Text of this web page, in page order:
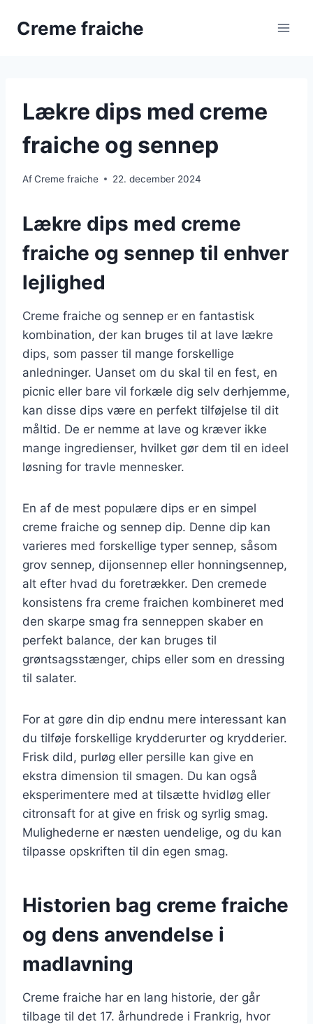
Creme fraiche
Lækre dips med creme
fraiche og sennep
AfCreme fraiche 22. december 2024
Lækre dips med creme
fraiche og sennep til enhver
lejlighed
Creme fraiche og sennep er en fantastisk
kombination, der kan bruges til at lave lækre
dips, som passer til mange forskellige
anledninger. Uanset om du skal til en fest, en
picnic eller bare vil forkæle dig selv derhjemme,
kan disse dips være en perfekt tilføjelse til dit
måltid. De er nemme at lave og kræver ikke
mange ingredienser, hvilket gør dem til en ideel
løsning for travle mennesker.
En af de mest populære dips er en simpel
creme fraiche og sennep dip. Denne dip kan
varieres med forskellige typer sennep, såsom
grov sennep, dijonsennep eller honningsennep,
alt efter hvad du foretrækker. Den cremede
konsistens fra creme fraichen kombineret med
den skarpe smag fra senneppen skaber en
perfekt balance, der kan bruges til
grøntsagsstænger, chips eller som en dressing
til salater.
For at gøre din dip endnu mere interessant kan
du tilføje forskellige krydderurter og krydderier.
Frisk dild, purløg eller persille kan give en
ekstra dimension til smagen. Du kan også
eksperimentere med at tilsætte hvidløg eller
citronsaft for at give en frisk og syrlig smag.
Mulighederne er næsten uendelige, og du kan
tilpasse opskriften til din egen smag.
Historien bag creme fraiche
og dens anvendelse i
madlavning
Creme fraiche har en lang historie, der går
tilbage til det 17. århundrede i Frankrig, hvor